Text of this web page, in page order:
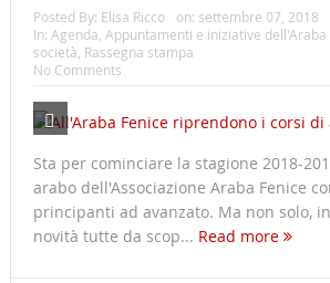
Posted By: Elisa Ricco on: settembre 07, 2018
In: Agenda, Appuntamenti e iniziative dell'Araba
società, Rassegna stampa
No Comments
Sta per cominciare la stagione 2018-
arabo dell'Associazione Araba Fenice
principanti ad avanzato. Ma non solo,
novità tutte da scop... Read more